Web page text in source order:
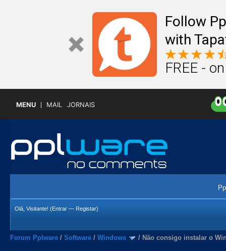
Follow
with
FREE -
MENU MAIL JORNAIS
Olá, Visitante! (Entrar — Registar)
Forum Pplware / Software / Windows / Não consigo instalar o